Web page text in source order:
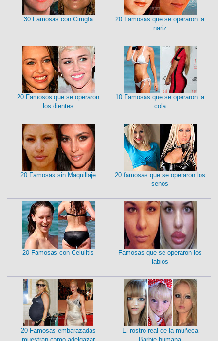
30 Famosas con Cirugía
20 Famosas que se operaron la
nariz
20 Famosos que se operaron
los dientes
10 Famosas que se operaron la
cola
20 Famosas sin Maquillaje
20 famosas que se operaron los
senos
20 Famosas con Celulitis
Famosas que se operaron los
labios
20 Famosas embarazadas
muestran como adelgazar
El rostro real de la muñeca
Barbie humana